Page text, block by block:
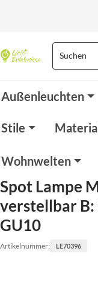
Außenleuchten
Stile
Wohnwelten
Spot Lampe
verstellbar B:
GU10
Artikelnummer: LE70396